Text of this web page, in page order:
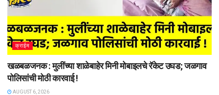
क्राईम
खळबळजनक : मुलींच्या शाळेबाहेर मिनी मोबाइलचे रॅकेट उघड; जळगाव
पोलिसांची मोठी कारवाई !
AUGUST 6, 2026